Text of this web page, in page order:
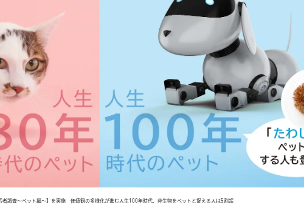
調査～ペット編～】を実施 価値観の多様化が進む人生100年時代、非生物をペットと捉える人は5割超